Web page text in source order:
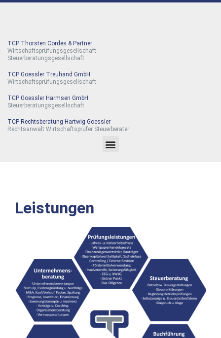
TCP Thorsten Cordes & Partner
Wirtschaftsprüfungsgesellschaft
Steuerberatungsgesellschaft
TCP Goessler Treuhand GmbH
Wirtschaftsprüfungsgesellschaft
TCP Goessler Harmsen GmbH
Steuerberatungsgesellschaft
TCP Rechtsberatung Hartwig Goessler
Rechtsanwalt Wirtschaftsprüfer Steuerberater
Leistungen